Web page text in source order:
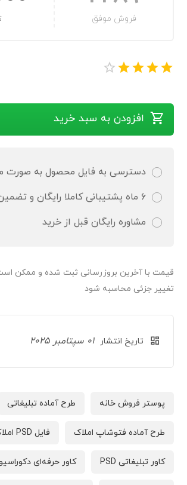
فروش موفق
افزودن به سبد خرید
دسترسی به فایل محصول به صورت
۶ ماه پشتیبانی کاملا رایگان و تضمین شده
مشاوره رایگان قبل از خرید
قیمت‌ با آخرین بروزرسانی ثبت شده و ممکن
تغییر جزئی محاسبه شود
تاریخ انتشار 01 سپتامبر 2025
پوستر فروش خانه طرح آماده تبلیغاتی
طرح آماده فتوشاپ املاک فایل PSD املاک
کاور تبلیغاتی PSD کاور حرفه‌ای